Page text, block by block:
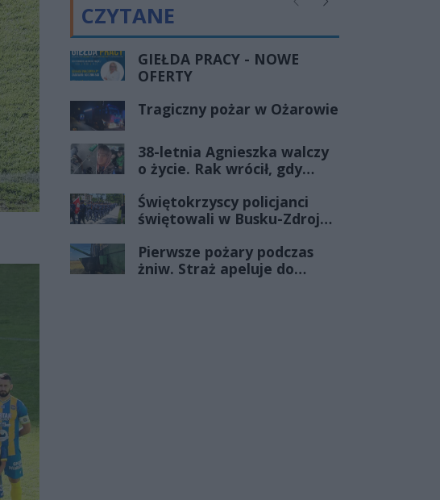
CZYTANE
PoprzednieNastępne
GIEŁDA PRACY - NOWE
OFERTY
Tragiczny pożar w Ożarowie
38-letnia Agnieszka walczy
o życie. Rak wrócił, gdy
już minęło
Świętokrzyscy policjanci
świętowali w Busku-Zdroju.
funkcjonariuszy złożyło
ślubowanie
Pierwsze pożary podczas
żniw. Straż apeluje do